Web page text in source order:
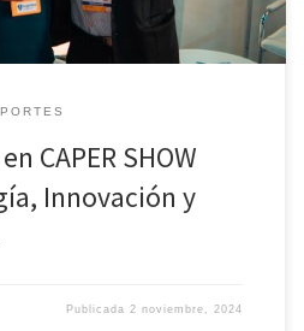
CAPER SHOW
Innovación y
Publicada 2 noviembre, 2024